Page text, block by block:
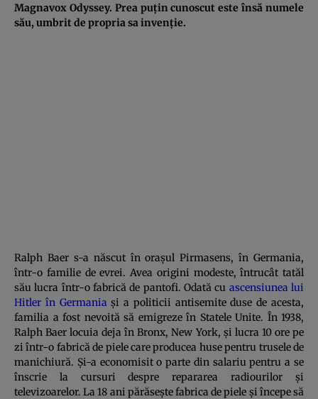
Magnavox Odyssey. Prea puțin cunoscut este însă numele
său, umbrit de propria sa invenție.
Ralph Baer s-a născut în orașul Pirmasens, în Germania,
într-o familie de evrei. Avea origini modeste, întrucât tatăl
său lucra într-o fabrică de pantofi. Odată cu ascensiunea lui
Hitler în Germania și a politicii antisemite duse de acesta,
familia a fost nevoită să emigreze în Statele Unite. În 1938,
Ralph Baer locuia deja în Bronx, New York, și lucra 10 ore pe
zi într-o fabrică de piele care producea huse pentru trusele de
manichiură. Și-a economisit o parte din salariu pentru a se
înscrie la cursuri despre repararea radiourilor și
televizoarelor. La 18 ani părăsește fabrica de piele și începe să